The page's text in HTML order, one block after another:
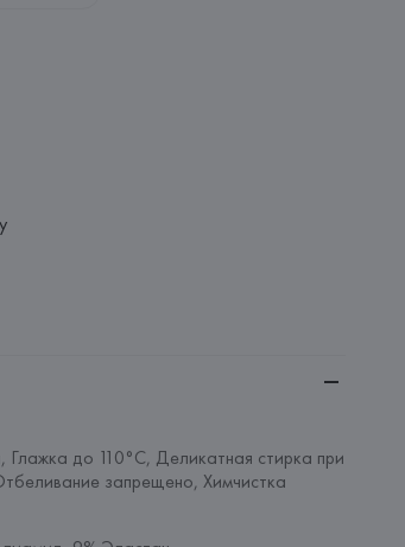
до 110°C, Деликатная стирка при
запрещено, Химчистка